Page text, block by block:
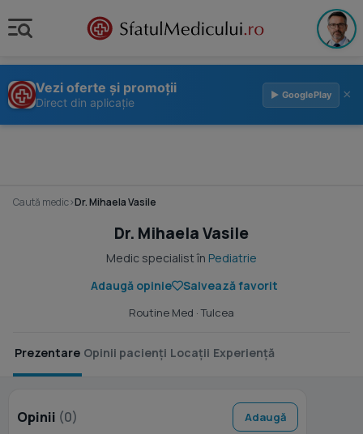
Vezi oferte și promoții
Direct din aplicație
▶ GooglePlay ×
Caută medic›Dr. Mihaela Vasile
Dr. Mihaela Vasile
Medic specialist în Pediatrie
Adaugă opinie
Salvează favorit
Routine Med · Tulcea
Prezentare Opinii pacienți Locații Experiență
Opinii (0) Adaugă